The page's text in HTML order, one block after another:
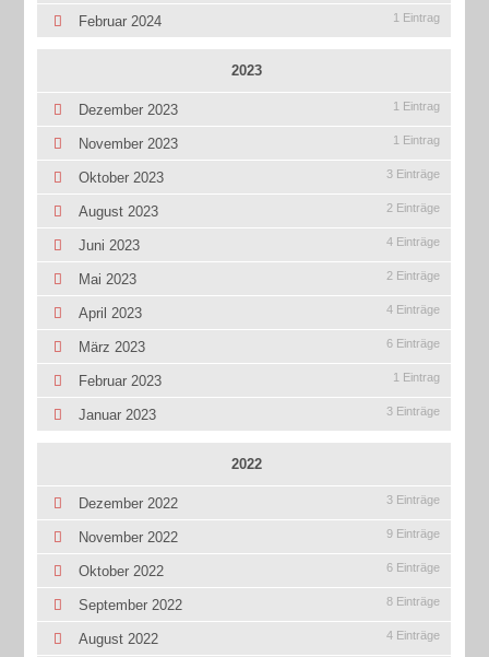
Februar 2024 1 Eintrag
2023
Dezember 2023 1 Eintrag
November 2023 1 Eintrag
Oktober 2023 3 Einträge
August 2023 2 Einträge
Juni 2023 4 Einträge
Mai 2023 2 Einträge
April 2023 4 Einträge
März 2023 6 Einträge
Februar 2023 1 Eintrag
Januar 2023 3 Einträge
2022
Dezember 2022 3 Einträge
November 2022 9 Einträge
Oktober 2022 6 Einträge
September 2022 8 Einträge
August 2022 4 Einträge